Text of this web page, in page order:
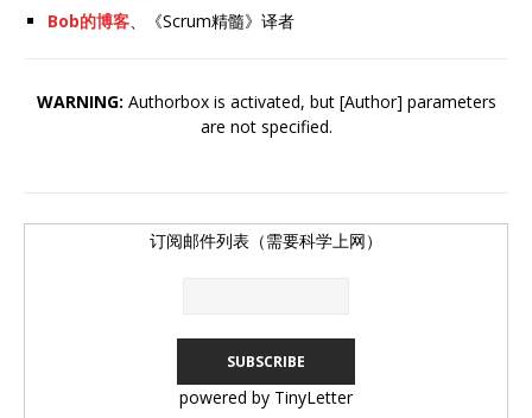
Bob的博客 、《Scrum精髓》译者
WARNING: Authorbox is activated, but [Author] parameters
are not specified.
订阅邮件列表（需要科学上网）
powered by TinyLetter